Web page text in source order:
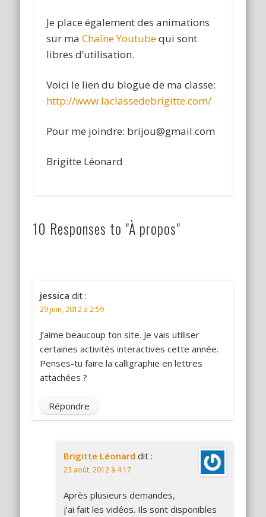
Je place également des animations
sur maChaîne Youtubequi sont
libres d’utilisation.
Voici le lien du blogue de ma classe:
http://www.laclassedebrigitte.com/
Pour me joindre: brijou@gmail.com
Brigitte Léonard
10 Responses to "À propos"
jessica dit :
29 juin, 2012 à 2:59
J’aime beaucoup ton site. Je vais utiliser
certaines activités interactives cette année.
Penses-tu faire la calligraphie en lettres
attachées ?
Répondre
Brigitte Léonard dit :
23 août, 2012 à 4:17
Après plusieurs demandes,
j’ai fait les vidéos. Ils sont disponibles